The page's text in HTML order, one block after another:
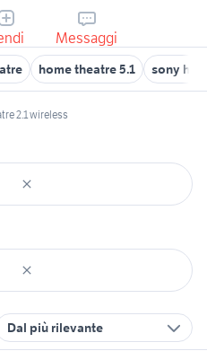
Messaggi
home theatre 5.1 sony
2.1 wireless
Dal più rilevante